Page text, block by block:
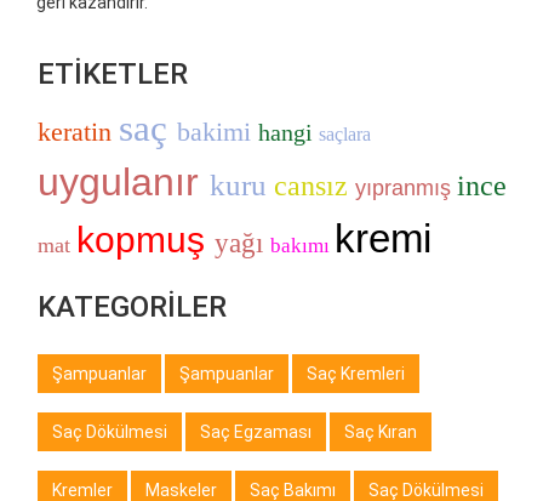
ETİKETLER
keratin saç bakimi hangi saçlara
uygulanır kuru cansız yıpranmış ince
mat kopmuş yağı bakımı kremi
KATEGORİLER
Şampuanlar Şampuanlar Saç Kremleri
Saç Dökülmesi Saç Egzaması Saç Kıran
Kremler Maskeler Saç Bakımı Saç Dökülmesi